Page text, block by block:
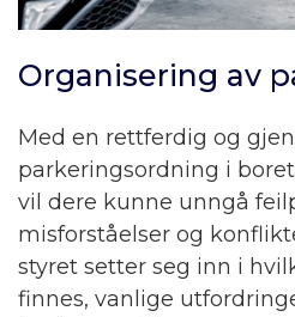
Organisering av
Med en rettferdig og
parkeringsordning i
vil dere kunne unngå
misforståelser og
styret setter seg inn i
finnes, vanlige